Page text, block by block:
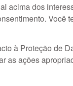
acima dos
Você
à Proteção de
as ações